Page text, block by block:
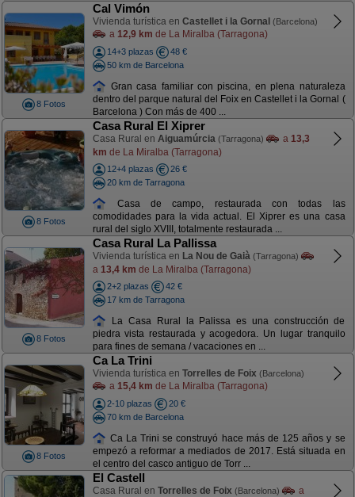
8 Fotos
Cal Vimón
Vivienda turística en Castellet i la Gornal (Barcelona)
a 12,9 km de La Miralba (Tarragona)
14+3 plazas
48 €
50 km de Barcelona
Gran casa familiar con piscina, en plena naturaleza
dentro del parque natural del Foix en Castellet i la Gornal (
Barcelona ) Con más de 400 ...
8 Fotos
Casa Rural El Xiprer
Casa Rural en Aiguamúrcia (Tarragona) a 13,3
km de La Miralba (Tarragona)
12+4 plazas
26 €
20 km de Tarragona
Casa de campo, restaurada con todas las
comodidades para la vida actual. El Xiprer es una casa
rural del siglo XVIII, totalmente restaurada ...
8 Fotos
Casa Rural La Pallissa
Vivienda turística en La Nou de Gaià (Tarragona)
a 13,4 km de La Miralba (Tarragona)
2+2 plazas
42 €
17 km de Tarragona
La Casa Rural la Palissa es una construcción de
piedra vista restaurada y acogedora. Un lugar tranquilo
para fines de semana / vacaciones en ...
8 Fotos
Ca La Trini
Vivienda turística en Torrelles de Foix (Barcelona)
a 15,4 km de La Miralba (Tarragona)
2-10 plazas
20 €
70 km de Barcelona
Ca La Trini se construyó hace más de 125 años y se
empezó a reformar a mediados de 2017. Está situada en
el centro del casco antiguo de Torr ...
El Castell
Casa Rural en Torrelles de Foix (Barcelona)
a